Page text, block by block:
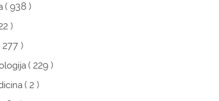
( 938 )
)
277 )
( 229 )
( 2 )